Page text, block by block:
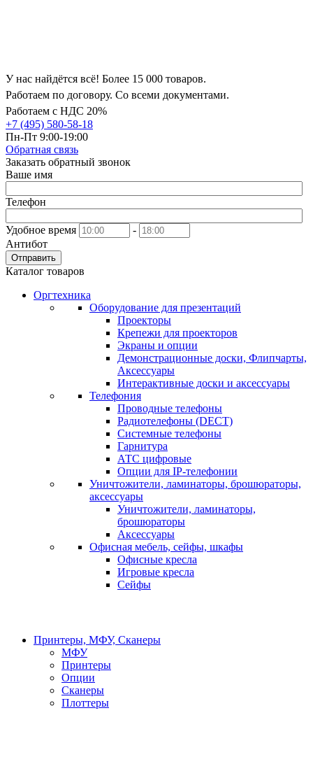
У нас найдётся всё! Более 15 000 товаров.
Работаем по договору. Со всеми документами.
Работаем с НДС 20%
+7 (495) 580-58-18
Пн-Пт 9:00-19:00
Обратная связь
Заказать обратный звонок
Ваше имя
Телефон
Удобное время
-
Антибот
Отправить
Каталог товаров
Оргтехника
Оборудование для презентаций
Проекторы
Крепежи для проекторов
Экраны и опции
Демонстрационные доски, Флипчарты,
Аксессуары
Интерактивные доски и аксессуары
Телефония
Проводные телефоны
Радиотелефоны (DECT)
Системные телефоны
Гарнитура
АТС цифровые
Опции для IP-телефонии
Уничтожители, ламинаторы, брошюраторы,
аксессуары
Уничтожители, ламинаторы,
брошюраторы
Аксессуары
Офисная мебель, сейфы, шкафы
Офисные кресла
Игровые кресла
Сейфы
Принтеры, МФУ, Сканеры
МФУ
Принтеры
Опции
Сканеры
Плоттеры